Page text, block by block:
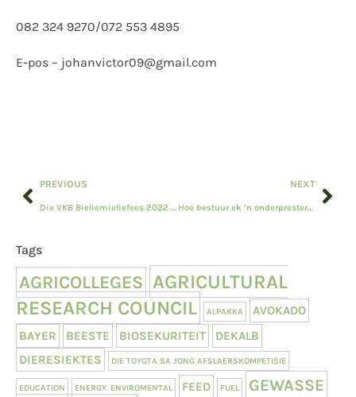
082 324 9270/072 553 4895
E-pos – johanvictor09@gmail.com
PREVIOUS
Die VKB Bieliemieliefees 2022 is hier!
NEXT
Hoe bestuur ek ‘n onderpresterende werknemer?
Tags
AGRICOLLEGES AGRICULTURAL
RESEARCH COUNCIL
ALPAKKA
AVOKADO
BAYER
BEESTE BIOSEKURITEIT
DEKALB
DIERESIEKTES
DIE TOYOTA SA JONG AFSLAERSKOMPETISIE
EDUCATION ENERGY. ENVIROMENTAL FEED FUEL GEWASSE